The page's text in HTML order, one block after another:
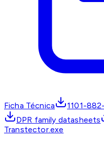
Ficha Técnica 1101-
DPR family datasheets
Transtector.exe